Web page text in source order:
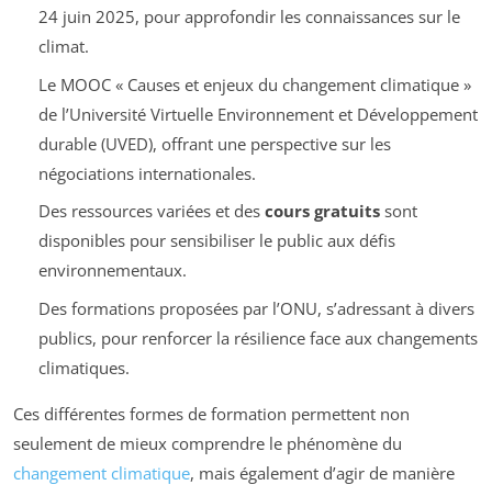
24 juin 2025, pour approfondir les connaissances sur le
climat.
Le MOOC « Causes et enjeux du changement climatique »
de l’Université Virtuelle Environnement et Développement
durable (UVED), offrant une perspective sur les
négociations internationales.
Des ressources variées et des cours gratuitssont
disponibles pour sensibiliser le public aux défis
environnementaux.
Des formations proposées par l’ONU, s’adressant à divers
publics, pour renforcer la résilience face aux changements
climatiques.
Ces différentes formes de formation permettent non
seulement de mieux comprendre le phénomène du
changement climatique, mais également d’agir de manière